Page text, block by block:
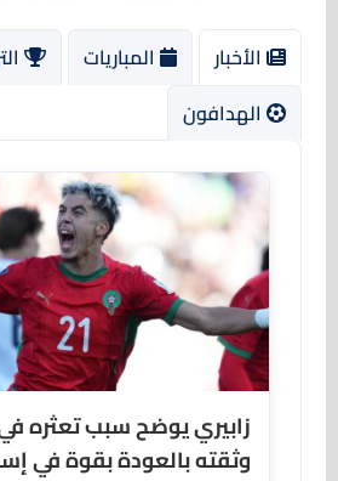
الأخبار
زابيري يوضح سبب تعثره
وثقته بالعودة بقوة في
المباريات
الهدافون